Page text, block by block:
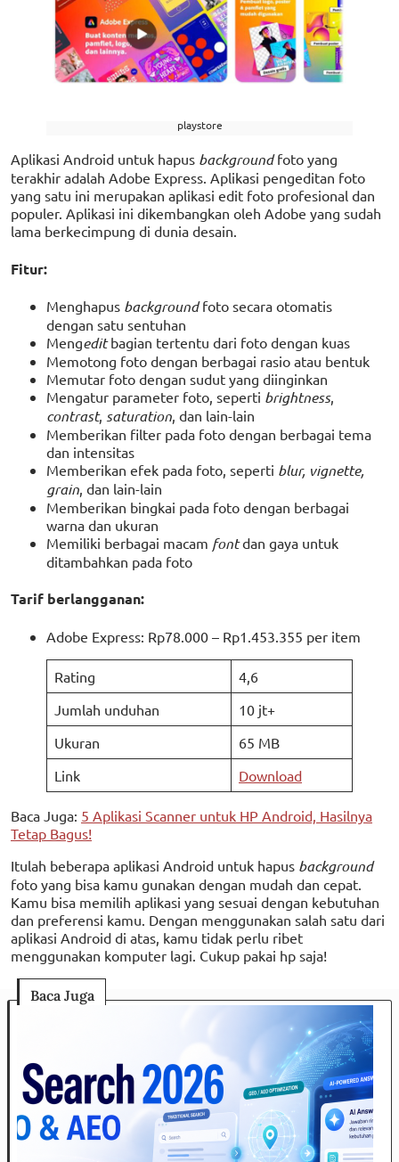
playstore
Aplikasi Android untuk hapus backgroundfoto yang
terakhir adalah Adobe Express. Aplikasi pengeditan foto
yang satu ini merupakan aplikasi edit foto profesional dan
populer. Aplikasi ini dikembangkan oleh Adobe yang sudah
lama berkecimpung di dunia desain.
Fitur:
Menghapus backgroundfoto secara otomatis
dengan satu sentuhan
Mengeditbagian tertentu dari foto dengan kuas
Memotong foto dengan berbagai rasio atau bentuk
Memutar foto dengan sudut yang diinginkan
Mengatur parameter foto, seperti brightness,
contrast, saturation , dan lain-lain
Memberikan filter pada foto dengan berbagai tema
dan intensitas
Memberikan efek pada foto, seperti blur, vignette,
grain , dan lain-lain
Memberikan bingkai pada foto dengan berbagai
warna dan ukuran
Memiliki berbagai macam fontdan gaya untuk
ditambahkan pada foto
Tarif berlangganan:
Adobe Express: Rp78.000 – Rp1.453.355 per item
Rating
4,6
Jumlah unduhan
10 jt+
Ukuran
65 MB
Link
Download
Baca Juga: 5 Aplikasi Scanner untuk HP Android, Hasilnya
Tetap Bagus!
Itulah beberapa aplikasi Android untuk hapus background
foto yang bisa kamu gunakan dengan mudah dan cepat.
Kamu bisa memilih aplikasi yang sesuai dengan kebutuhan
dan preferensi kamu. Dengan menggunakan salah satu dari
aplikasi Android di atas, kamu tidak perlu ribet
menggunakan komputer lagi. Cukup pakai hp saja!
Baca Juga